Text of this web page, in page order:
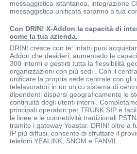
messaggistica istantanea, integrazione
messaggistica unificata saranno a tua
Con DRIN! X-Addon la capacità di
come la tua azienda.
DRIN! cresce con te: infatti puoi
Addon che desideri, aumentado le
300 interni e gestirti tutta la flessibilità
organizzazioni con più sedi . Con il
unificare la propria sede centrale con gli
telelavoratori in un unico sistema di
dipendenti dispersi geograficamente le
continuità degli utenti interni.
principali operatori per TRUNK SIP e
le linee e le connettività tradizionali
tramite i gateway Yeastar. DRIN! oltre a
IP più diffusi, consente di sfruttare il
telefoni YEALINK, SNOM e FANVIL